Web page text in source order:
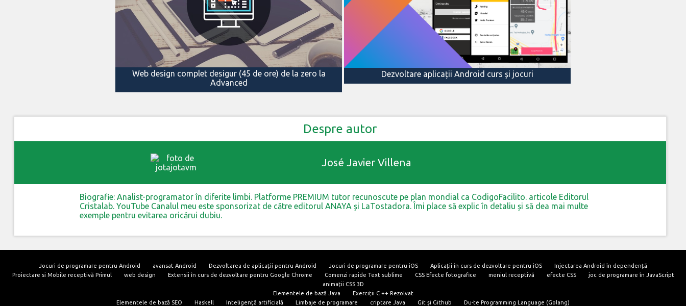
Web design complet desigur (45 de ore) de la zero la
Advanced
Dezvoltare aplicații Android curs și jocuri
Despre autor
José Javier Villena
Biografie: Analist-programator în diferite limbi. Platforme PREMIUM tutor recunoscute pe plan mondial ca CodigoFacilito. articole Editorul
Cristalab. YouTube Canalul meu este sponsorizat de către editorul ANAYA și LaTostadora. Îmi place să explic în detaliu și să dea mai multe
exemple pentru evitarea oricărui dubiu.
Jocuri de programare pentru Android avansat Android Dezvoltarea de aplicații pentru Android Jocuri de programare pentru iOS Aplicații în curs de dezvoltare pentru iOS
Injectarea Android în dependență
Proiectare si Mobile receptivă Primul
web design Extensii în curs de dezvoltare pentru Google Chrome Comenzi rapide Text sublime CSS Efecte fotografice meniul receptivă efecte CSS
joc de programare în JavaScript
animații CSS 3D
Elementele de bază Java
Exerciții C ++ Rezolvat
Elementele de bază SEO
Haskell Inteligență artificială Limbaje de programare criptare Java Git și Github
Du-te Programming Language (Golang)